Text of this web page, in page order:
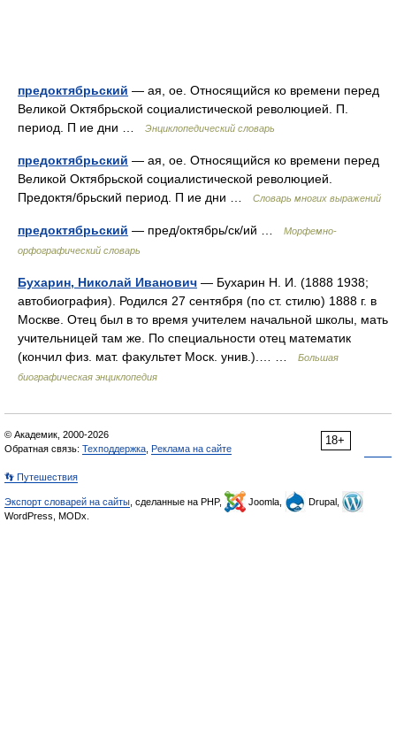
предоктябрьский — ая, ое. Относящийся ко времени перед
Великой Октябрьской социалистической революцией. П.
период. П ие дни …
Энциклопедический словарь
предоктябрьский — ая, ое. Относящийся ко времени перед
Великой Октябрьской социалистической революцией.
Предоктя/брьский период. П ие дни …
Словарь многих выражений
предоктябрьский — пред/октябрь/ск/ий …
Морфемно-
орфографический словарь
Бухарин, Николай Иванович — Бухарин Н. И. (1888 1938;
автобиография). Родился 27 сентября (по ст. стилю) 1888 г. в
Москве. Отец был в то время учителем начальной школы, мать
учительницей там же. По специальности отец математик
(кончил физ. мат. факультет Моск. унив.).… …
Большая
биографическая энциклопедия
18+
© Академик, 2000-2026
Обратная связь: Техподдержка Реклама на сайте
👣 Путешествия
Экспорт словарей на сайты , сделанные на PHP, Joomla,
Drupal,
WordPress, MODx.